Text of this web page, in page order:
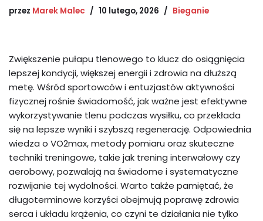
przez Marek Malec 10 lutego, 2026 Bieganie
Zwiększenie pułapu tlenowego to klucz do osiągnięcia
lepszej kondycji, większej energii i zdrowia na dłuższą
metę. Wśród sportowców i entuzjastów aktywności
fizycznej rośnie świadomość, jak ważne jest efektywne
wykorzystywanie tlenu podczas wysiłku, co przekłada
się na lepsze wyniki i szybszą regenerację. Odpowiednia
wiedza o VO2max, metody pomiaru oraz skuteczne
techniki treningowe, takie jak trening interwałowy czy
aerobowy, pozwalają na świadome i systematyczne
rozwijanie tej wydolności. Warto także pamiętać, że
długoterminowe korzyści obejmują poprawę zdrowia
serca i układu krążenia, co czyni te działania nie tylko